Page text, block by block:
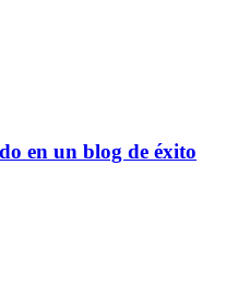
en un blog de éxito